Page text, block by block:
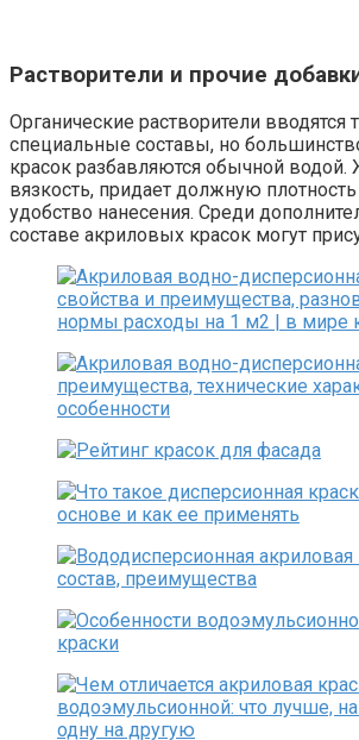
Растворители и прочие
Органические растворители вводятся
специальные составы, но
красок разбавляются обычной
вязкость, придает должную
удобство нанесения. Среди
составе акриловых красок могут